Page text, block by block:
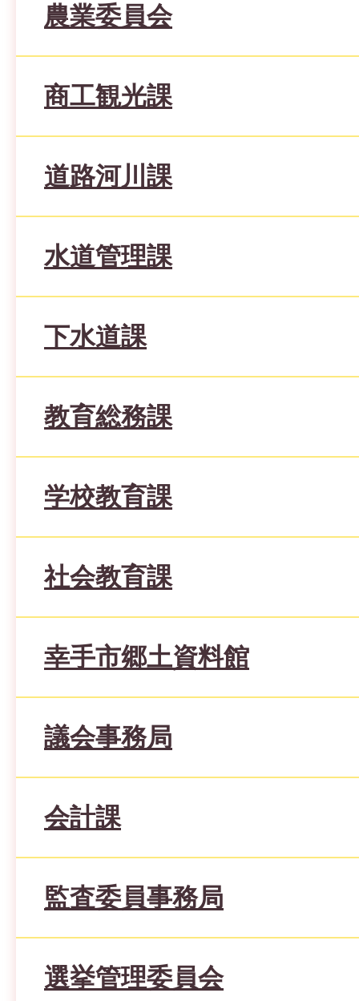
農業委員会
商工観光課
道路河川課
水道管理課
下水道課
教育総務課
学校教育課
社会教育課
幸手市郷土資料館
議会事務局
会計課
監査委員事務局
選挙管理委員会